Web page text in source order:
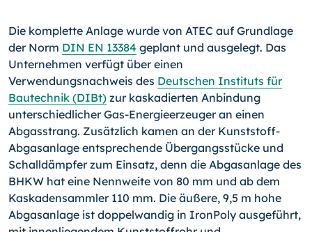
Die komplette Anlage wurde von ATEC auf Grundlage
der Norm DIN EN 13384 geplant und ausgelegt. Das
Unternehmen verfügt über einen
Verwendungsnachweis des Deutschen Instituts für
Bautechnik (DIBt) zur kaskadierten Anbindung
unterschiedlicher Gas-Energieerzeuger an einen
Abgasstrang. Zusätzlich kamen an der Kunststoff-
Abgasanlage entsprechende Übergangsstücke und
Schalldämpfer zum Einsatz, denn die Abgasanlage des
BHKW hat eine Nennweite von 80 mm und ab dem
Kaskadensammler 110 mm. Die äußere, 9,5 m hohe
Abgasanlage ist doppelwandig in IronPoly ausgeführt,